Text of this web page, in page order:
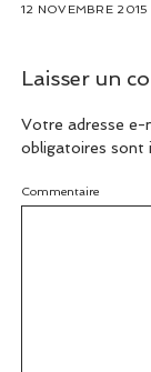
12 NOVEMBRE 2015
Laisser un
Votre adresse e-
obligatoires sont
Commentaire